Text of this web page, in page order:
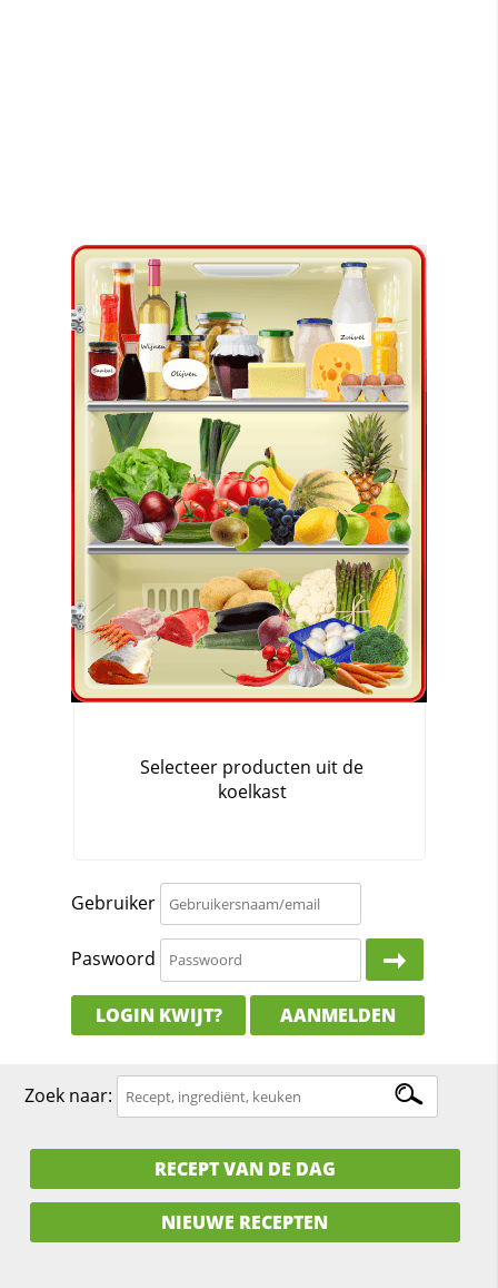
Gebruiker
Paswoord
LOGIN KWIJT? AANMELDEN
Zoek naar:
RECEPT VAN DE DAG
NIEUWE RECEPTEN